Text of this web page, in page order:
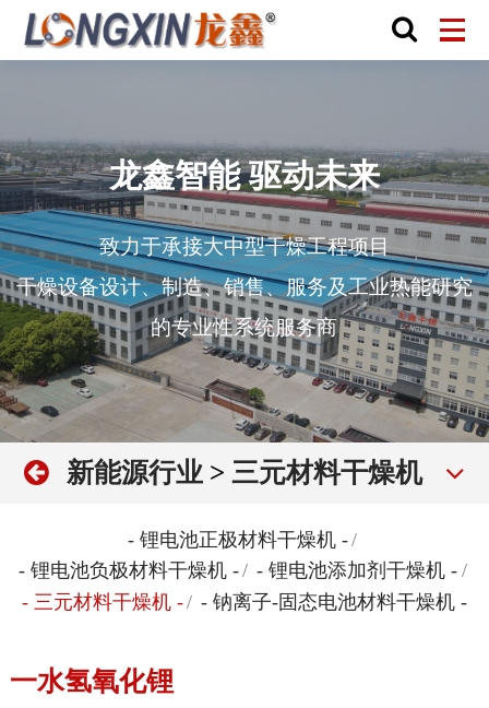
龙鑫智能 驱动未来
致力于承接大中型干燥工程项目
干燥设备设计、制造、销售、服务及工业热能研究
的专业性系统服务商
新能源行业 > 三元材料干燥机
- 锂电池正极材料干燥机 -/
- 锂电池负极材料干燥机 -/ - 锂电池添加剂干燥机 - /
- 三元材料干燥机 -/ - 钠离子-固态电池材料干燥机 -
一水氢氧化锂